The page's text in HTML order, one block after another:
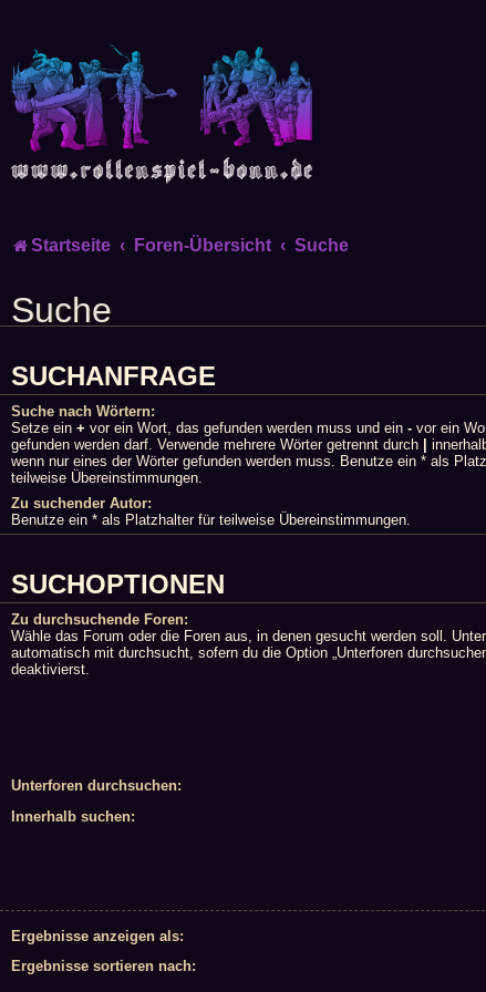
Startseite Foren-Übersicht Suche
Suche
SUCHANFRAGE
Suche nach Wörtern:
Setze ein + vor ein Wort, das gefunden werden muss und ein - vor ein
gefunden werden darf. Verwende mehrere Wörter getrennt durch
wenn nur eines der Wörter gefunden werden muss. Benutze ein * als
teilweise Übereinstimmungen.
Zu suchender Autor:
Benutze ein * als Platzhalter für teilweise Übereinstimmungen.
SUCHOPTIONEN
Zu durchsuchende Foren:
Wähle das Forum oder die Foren aus, in denen gesucht werden soll.
automatisch mit durchsucht, sofern du die Option „Unterforen
deaktivierst.
Unterforen durchsuchen:
Innerhalb suchen:
Ergebnisse anzeigen als:
Ergebnisse sortieren nach: